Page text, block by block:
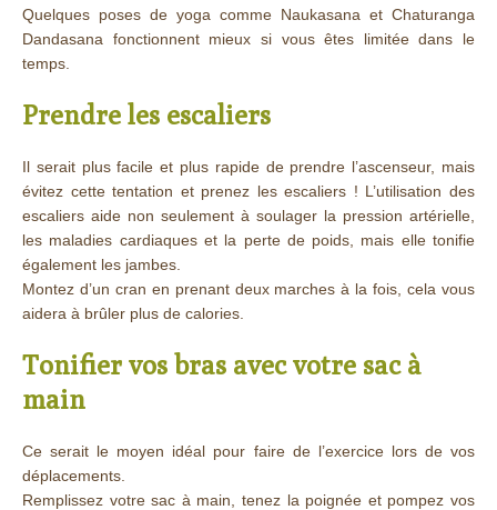
Quelques poses de yoga comme Naukasana et Chaturanga
Dandasana fonctionnent mieux si vous êtes limitée dans le
temps.
Prendre les escaliers
Il serait plus facile et plus rapide de prendre l’ascenseur, mais
évitez cette tentation et prenez les escaliers ! L’utilisation des
escaliers aide non seulement à soulager la pression artérielle,
les maladies cardiaques et la perte de poids, mais elle tonifie
également les jambes.
Montez d’un cran en prenant deux marches à la fois, cela vous
aidera à brûler plus de calories.
Tonifier vos bras avec votre sac à
main
Ce serait le moyen idéal pour faire de l’exercice lors de vos
déplacements.
Remplissez votre sac à main, tenez la poignée et pompez vos